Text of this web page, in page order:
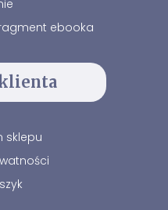
ebooka
klienta
sklepu